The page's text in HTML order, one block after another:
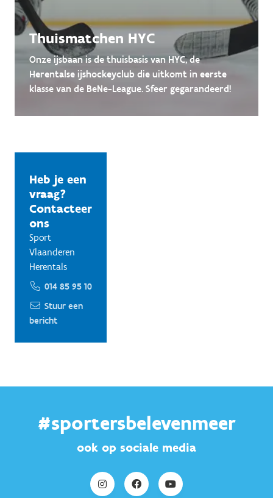
Thuismatchen HYC
Onze ijsbaan is de thuisbasis van HYC, de
Herentalse ijshockeyclub die uitkomt in eerste
klasse van de BeNe-League. Sfeer gegarandeerd!
Heb je een
vraag?
Contacteer
ons
Sport
Vlaanderen
Herentals
014 85 95 10
Stuur een
bericht
#sportersbelevenmeer
ook op sociale media